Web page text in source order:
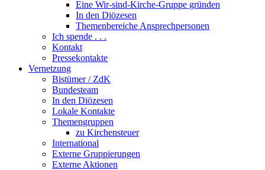
Eine Wir-sind-Kirche-Gruppe gründen
In den Diözesen
Themenbereiche Ansprechpersonen
Ich spende . . .
Kontakt
Pressekontakte
Vernetzung
Bistümer / ZdK
Bundesteam
In den Diözesen
Lokale Kontakte
Themengruppen
zu Kirchensteuer
International
Externe Gruppierungen
Externe Aktionen